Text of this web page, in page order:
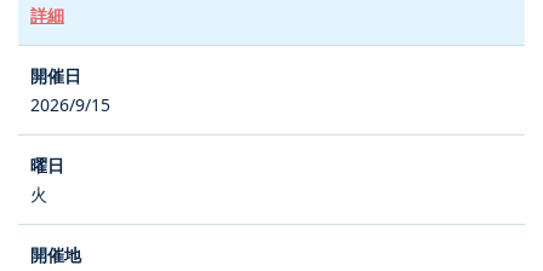
詳細
2026/9/15
火